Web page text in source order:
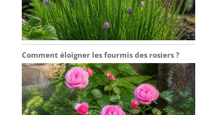
Comment éloigner les fourmis des rosiers ?